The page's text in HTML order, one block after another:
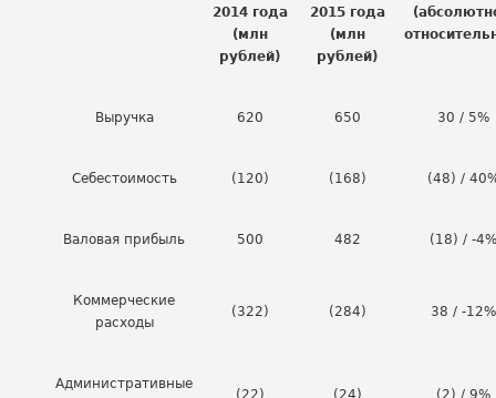
2014 года
(млн
рублей)
2015 года
(млн
рублей)
Выручка 620 650 30 / 5%
Себестоимость (120) (168) (48) /
Валовая прибыль 500 482 (18) / -4%
Коммерческие
расходы
(322) (284) 38 / -12%
Административные
(22) (24) (2) / 9%